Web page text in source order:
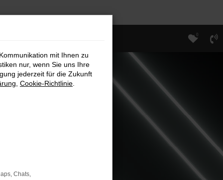
0
mit Ihnen zu
nur, wenn Sie uns Ihre
jederzeit für die Zukunft
Cookie-Richtlinie
Chats,